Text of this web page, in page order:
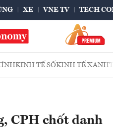
XE VNE TV TECH
KINH TẾ SỐKINH TẾ XANH
CPH chốt danh